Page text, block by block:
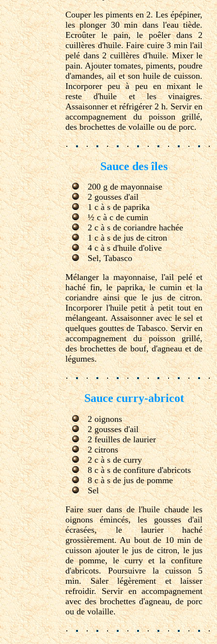
Couper les piments en 2. Les épépiner,
les plonger 30 min dans l'eau tiède.
Ecroûter le pain, le poêler dans 2
cuillères d'huile. Faire cuire 3 min l'ail
pelé dans 2 cuillères d'huile. Mixer le
pain. Ajouter tomates, piments, poudre
d'amandes, ail et son huile de cuisson.
Incorporer peu à peu en mixant le
reste d'huile et les vinaigres.
Assaisonner et réfrigérer 2 h. Servir en
accompagnement du poisson grillé,
des brochettes de volaille ou de porc.
Sauce des îles
200 g de mayonnaise
2 gousses d'ail
1 c à s de paprika
½ c à c de cumin
2 c à s de coriandre hachée
1 c à s de jus de citron
4 c à s d'huile d'olive
Sel, Tabasco
Mélanger la mayonnaise, l'ail pelé et
haché fin, le paprika, le cumin et la
coriandre ainsi que le jus de citron.
Incorporer l'huile petit à petit tout en
mélangeant. Assaisonner avec le sel et
quelques gouttes de Tabasco. Servir en
accompagnement du poisson grillé,
des brochettes de bouf, d'agneau et de
légumes.
Sauce curry-abricot
2 oignons
2 gousses d'ail
2 feuilles de laurier
2 citrons
2 c à s de curry
8 c à s de confiture d'abricots
8 c à s de jus de pomme
Sel
Faire suer dans de l'huile chaude les
oignons émincés, les gousses d'ail
écrasées, le laurier haché
grossièrement. Au bout de 10 min de
cuisson ajouter le jus de citron, le jus
de pomme, le curry et la confiture
d'abricots. Poursuivre la cuisson 5
min. Saler légèrement et laisser
refroidir. Servir en accompagnement
avec des brochettes d'agneau, de porc
ou de volaille.